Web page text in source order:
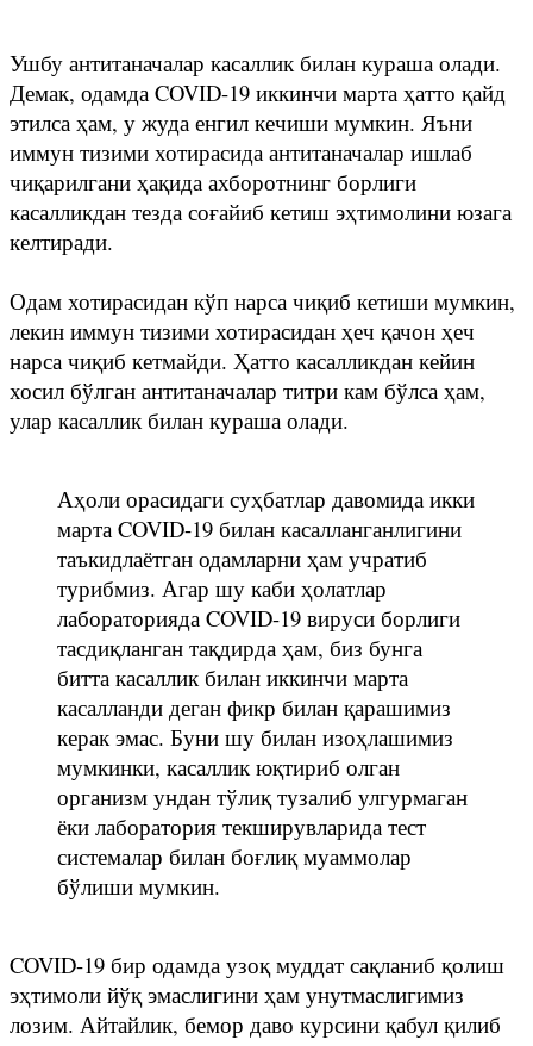
Ушбу антитаначалар касаллик билан кураша олади.
Демак, одамда COVID-19 иккинчи марта ҳатто қайд
этилса ҳам, у жуда енгил кечиши мумкин. Яъни
иммун тизими хотирасида антитаначалар ишлаб
чиқарилгани ҳақида ахборотнинг борлиги
касалликдан тезда соғайиб кетиш эҳтимолини юзага
келтиради.
Одам хотирасидан кўп нарса чиқиб кетиши мумкин,
лекин иммун тизими хотирасидан ҳеч қачон ҳеч
нарса чиқиб кетмайди. Ҳатто касалликдан кейин
хосил бўлган антитаначалар титри кам бўлса ҳам,
улар касаллик билан кураша олади.
Аҳоли орасидаги суҳбатлар давомида икки
марта COVID-19 билан касалланганлигини
таъкидлаётган одамларни ҳам учратиб
турибмиз. Агар шу каби ҳолатлар
лабораторияда COVID-19 вируси борлиги
тасдиқланган тақдирда ҳам, биз бунга
битта касаллик билан иккинчи марта
касалланди деган фикр билан қарашимиз
керак эмас. Буни шу билан изоҳлашимиз
мумкинки, касаллик юқтириб олган
организм ундан тўлиқ тузалиб улгурмаган
ёки лаборатория текширувларида тест
системалар билан боғлиқ муаммолар
бўлиши мумкин.
COVID-19 бир одамда узоқ муддат сақланиб қолиш
эҳтимоли йўқ эмаслигини ҳам унутмаслигимиз
лозим. Айтайлик, бемор даво курсини қабул қилиб